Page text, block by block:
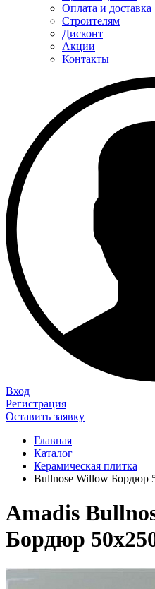
Оплата и доставка
Строителям
Дисконт
Акции
Контакты
Вход
Регистрация
Оставить заявку
Главная
Каталог
Керамическая плитка
Bullnose Willow Бордюр
Amadis
Бордюр